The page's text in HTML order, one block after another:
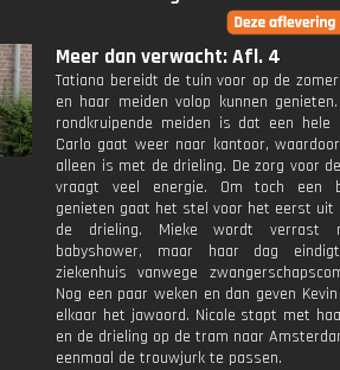
Meer dan verwacht: Afl. 4
Tatiana bereidt de tuin voor op de
en haar meiden volop kunnen
rondkruipende meiden is dat een hele
Carlo gaat weer naar kantoor,
alleen is met de drieling. De zorg voor
vraagt veel energie. Om toch een
genieten gaat het stel voor het eerst uit
de drieling. Mieke wordt verrast
babyshower, maar haar dag
ziekenhuis vanwege
Nog een paar weken en dan geven
elkaar het jawoord. Nicole stapt met
en de drieling op de tram naar
eenmaal de trouwjurk te passen.